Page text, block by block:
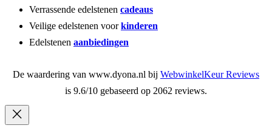
Verrassende edelstenen cadeaus
Veilige edelstenen voorkinderen
Edelstenen aanbiedingen
De waardering van www.dyona.nl bij WebwinkelKeur Reviews
is 9.6/10 gebaseerd op 2062 reviews.